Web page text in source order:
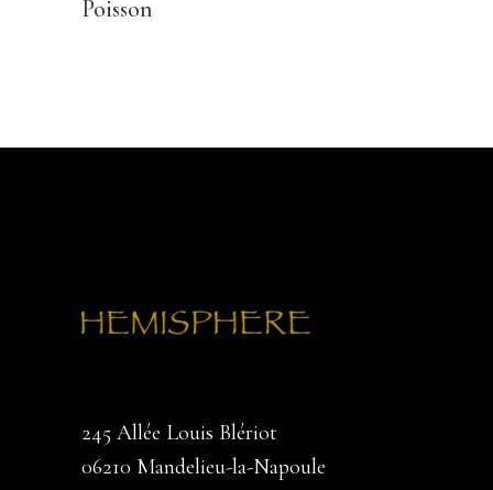
Poisson
245 Allée Louis Blériot
06210 Mandelieu-la-Napoule